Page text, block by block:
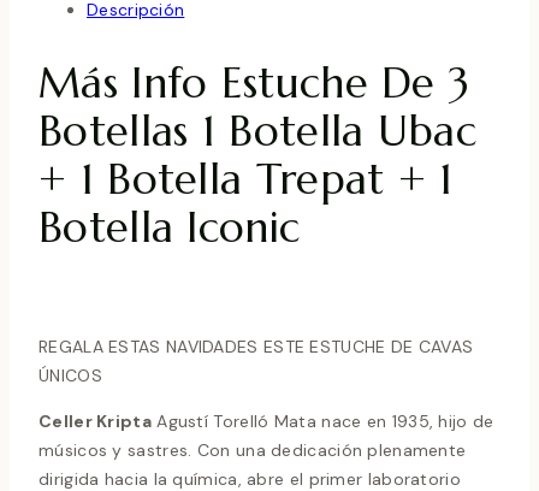
Descripción
Más Info Estuche De 3
Botellas 1 Botella Ubac
+ 1 Botella Trepat + 1
Botella Iconic
REGALA ESTAS NAVIDADES ESTE ESTUCHE DE CAVAS
ÚNICOS
Celler KriptaAgustí Torelló Mata nace en 1935, hijo de
músicos y sastres. Con una dedicación plenamente
dirigida hacia la química, abre el primer laboratorio